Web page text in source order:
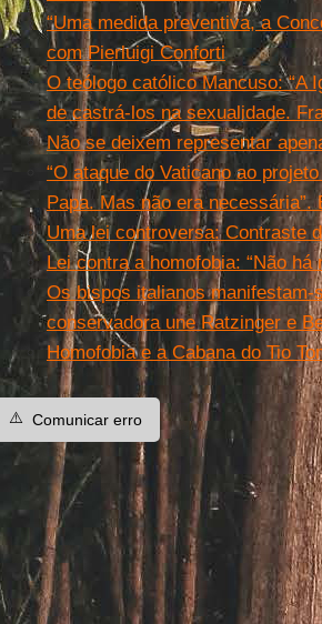
“Uma medida preventiva, a
com Pierluigi Conforti
O teólogo católico Mancuso: “A
de castrá-los na sexualidade.
Não se deixem representar
“O ataque do Vaticano ao
Papa. Mas não era
Uma lei controversa: Contraste
Lei contra a homofobia: “Não
Os bispos italianos
conservadora une Ratzinger e
Homofobia e a Cabana do Tio
⚠️ Comunicar erro